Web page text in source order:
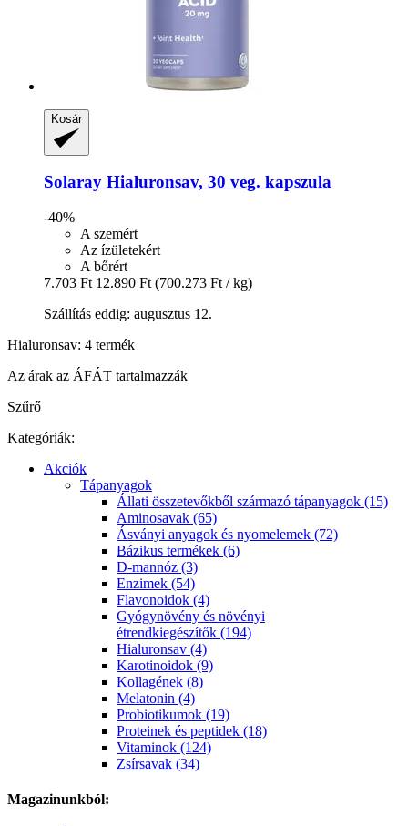
Kosár
Solaray Hialuronsav, 30 veg. kapszula
-40%
A szemért
Az ízületekért
A bőrért
7.703 Ft 12.890 Ft (700.273 Ft / kg)
Szállítás eddig: augusztus 12.
Hialuronsav: 4 termék
Az árak az ÁFÁT tartalmazzák
Szűrő
Kategóriák:
Akciók
Tápanyagok
Állati összetevőkből származó tápanyagok (15)
Aminosavak (65)
Ásványi anyagok és nyomelemek (72)
Bázikus termékek (6)
D-mannóz (3)
Enzimek (54)
Flavonoidok (4)
Gyógynövény és növényi
étrendkiegészítők (194)
Hialuronsav (4)
Karotinoidok (9)
Kollagének (8)
Melatonin (4)
Probiotikumok (19)
Proteinek és peptidek (18)
Vitaminok (124)
Zsírsavak (34)
Magazinunkból: